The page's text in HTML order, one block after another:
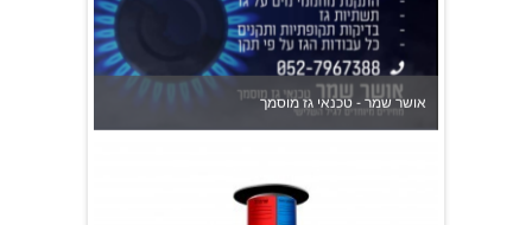
אושר שמר - טכנאי גז מוסמך